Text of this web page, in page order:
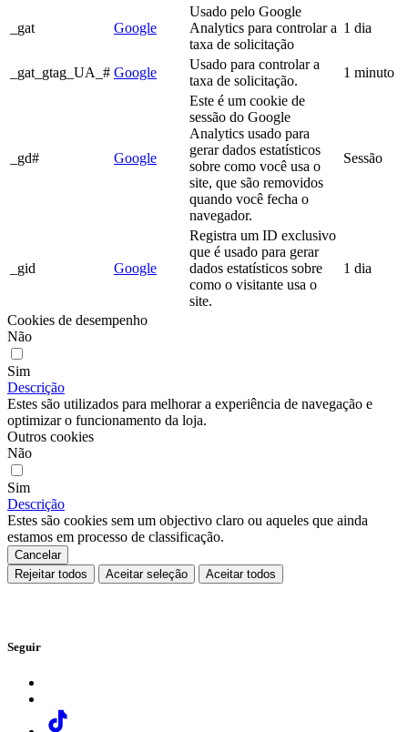
_gat Google
Usado pelo Google
Analytics para controlar a
taxa de solicitação
1 dia
_gat_gtag_UA_# Google
Usado para controlar a
taxa de solicitação.
1 minuto
_gd# Google
Este é um cookie de
sessão do Google
Analytics usado para
gerar dados estatísticos
sobre como você usa o
site, que são removidos
quando você fecha o
navegador.
Sessão
_gid Google
Registra um ID exclusivo
que é usado para gerar
dados estatísticos sobre
como o visitante usa o
site.
1 dia
Cookies de desempenho
Não
Sim
Descrição
Estes são utilizados para melhorar a experiência de navegação e
optimizar o funcionamento da loja.
Outros cookies
Não
Sim
Descrição
Estes são cookies sem um objectivo claro ou aqueles que ainda
estamos em processo de classificação.
Cancelar
Rejeitar todos
Aceitar seleção Aceitar todos
Seguir